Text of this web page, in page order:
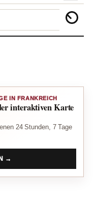
IN FRANKREICH
interaktiven Karte
24 Stunden, 7 Tage
→